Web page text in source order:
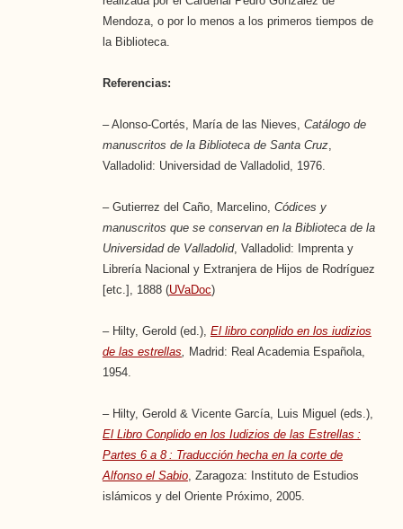
Mendoza, o por lo menos a los primeros tiempos de
la Biblioteca.
Referencias:
– Alonso-Cortés, María de las Nieves, Catálogo de
manuscritos de la Biblioteca de Santa Cruz,
Valladolid: Universidad de Valladolid, 1976.
– Gutierrez del Caño, Marcelino, Códices y
manuscritos que se conservan en la Biblioteca de la
Universidad de Valladolid, Valladolid: Imprenta y
Librería Nacional y Extranjera de Hijos de Rodríguez
[etc.], 1888 (UVaDoc)
– Hilty, Gerold (ed.), El libro conplido en los iudizios
de las estrellas
Madrid: Real Academia Española,
1954.
– Hilty, Gerold & Vicente García, Luis Miguel (eds.),
El Libro Conplido en los Iudizios de las Estrellas :
Partes 6 a 8 : Traducción hecha en la corte de
Alfonso el Sabio, Zaragoza: Instituto de Estudios
islámicos y del Oriente Próximo, 2005.